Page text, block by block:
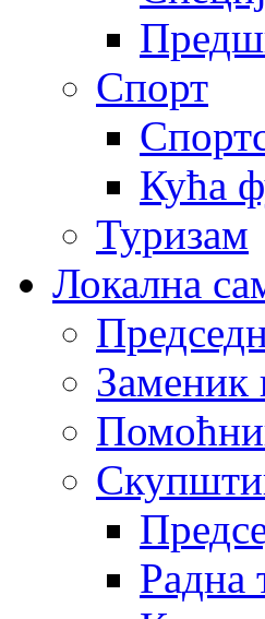
Спорт
Кућа
Туризам
Локална
Заменик
Радна